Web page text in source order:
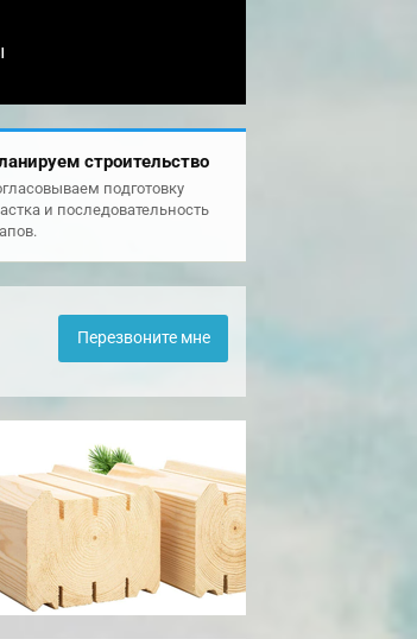
строительство
подготовку
и последовательность
Перезвоните мне